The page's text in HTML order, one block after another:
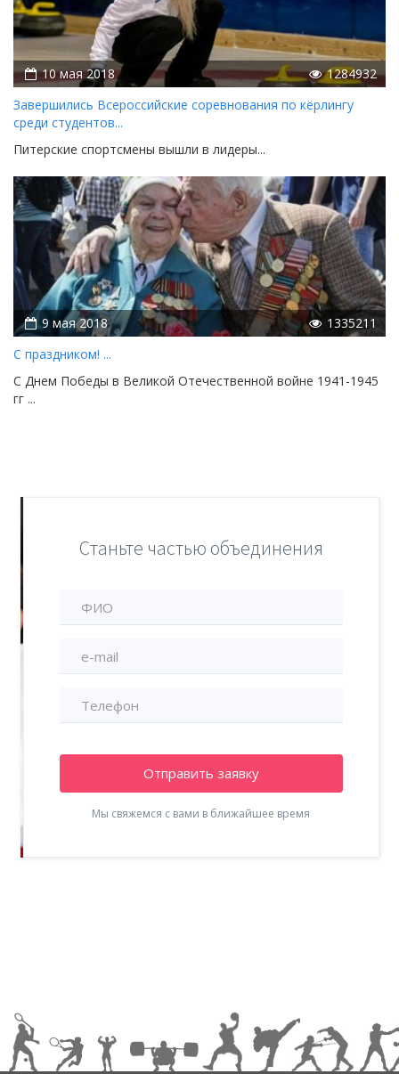
10 мая 2018
1284932
Завершились Всероссийские соревнования по кёрлингу
среди студентов...
Питерские спортсмены вышли в лидеры...
9 мая 2018
1335211
С праздником! ...
С Днем Победы в Великой Отечественной войне 1941-1945
гг ...
Станьте частью объединения
Отправить заявку
Мы свяжемся с вами в ближайшее время